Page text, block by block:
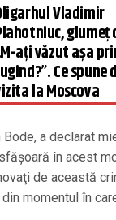
Vladimir
glumeț
ați văzut așa
Ce spune
la Moscova
a declarat
în acest
de această
momentul în